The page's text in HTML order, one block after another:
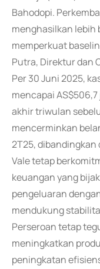
Bahodopi.
menghasilkan lebih
memperkuat
Putra, Direktur dan
Per 30 Juni 2025,
mencapai
akhir triwulan
mencerminkan
2T25, dibandingkan
Vale tetap
keuangan yang
pengeluaran
mendukung
Perseroan tetap
meningkatkan
peningkatan